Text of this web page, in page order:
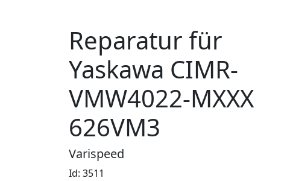
Reparatur für
Yaskawa CIMR-
VMW4022-MXXX
626VM3
Varispeed
Id: 3511